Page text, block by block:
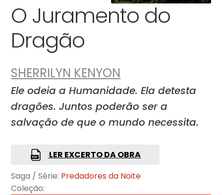
O Juramento do
Dragão
SHERRILYN KENYON
Ele odeia a Humanidade. Ela detesta
dragões. Juntos poderão ser a
salvação de que o mundo necessita.
LER EXCERTO DA OBRA
Saga / Série: Predadores da Noite
Coleção: